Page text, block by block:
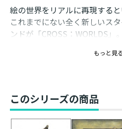
絵の世界をリアルに再現する
これまでにない全く新しいス
ンドが「CROSS：WORLDS」。
第1弾イヤーカフのデザインの
仕様 ： 高画質印刷複製原画
サイズ ： ポストカードサイ
もっと見る
このシリーズの商品